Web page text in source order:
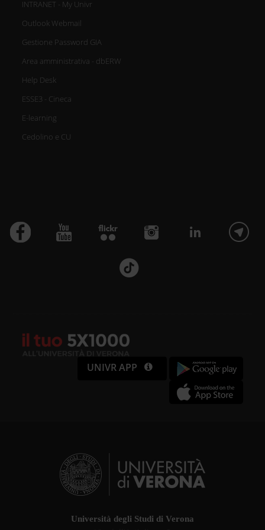
INTRANET - My Univr
Outlook Webmail
Gestione Password GIA
Area amministrativa - dbERW
Help Desk
ESSE3 - Cineca
E-learning
Cedolino e CU
UNIVR APP
Università degli Studi di Verona